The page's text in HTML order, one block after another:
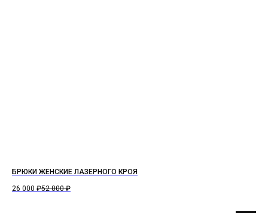
БРЮКИ ЖЕНСКИЕ ЛАЗЕРНОГО КРОЯ
26 000 ₽52 000 ₽